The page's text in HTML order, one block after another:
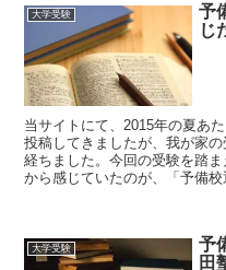
大学受験
予
じ
当サイトにて、2015年の夏あ
投稿してきましたが、我が家
経ちました。今回の受験を踏
から感じていたのが、「予備
大学受験
予
田